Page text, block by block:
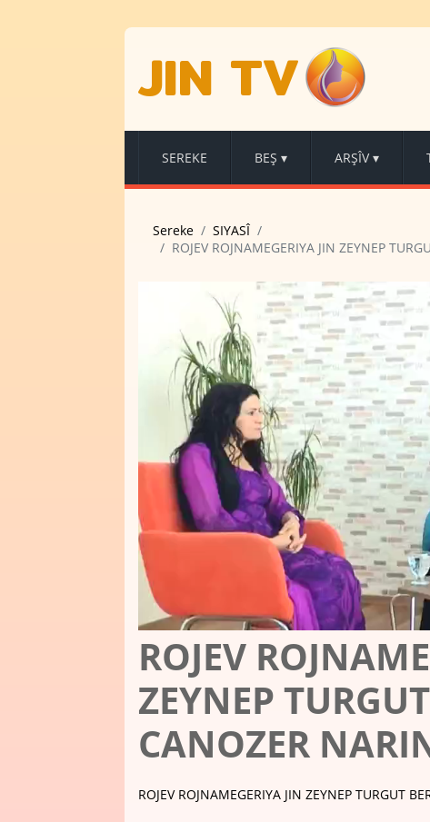
JIN TV
SEREKE BEŞ ▾ ARŞÎV ▾
Sereke
SIYASÎ
ROJEV ROJNAMEGERIYA JIN ZEYNEP
ROJEV
ZEYNEP
CANOZER
ROJEV ROJNAMEGERIYA JIN ZEYNEP TURGUT